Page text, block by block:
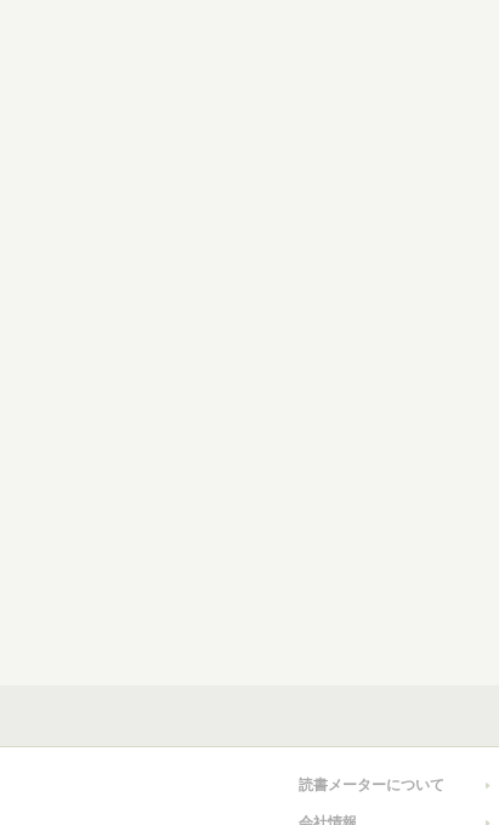
読書メーターについて